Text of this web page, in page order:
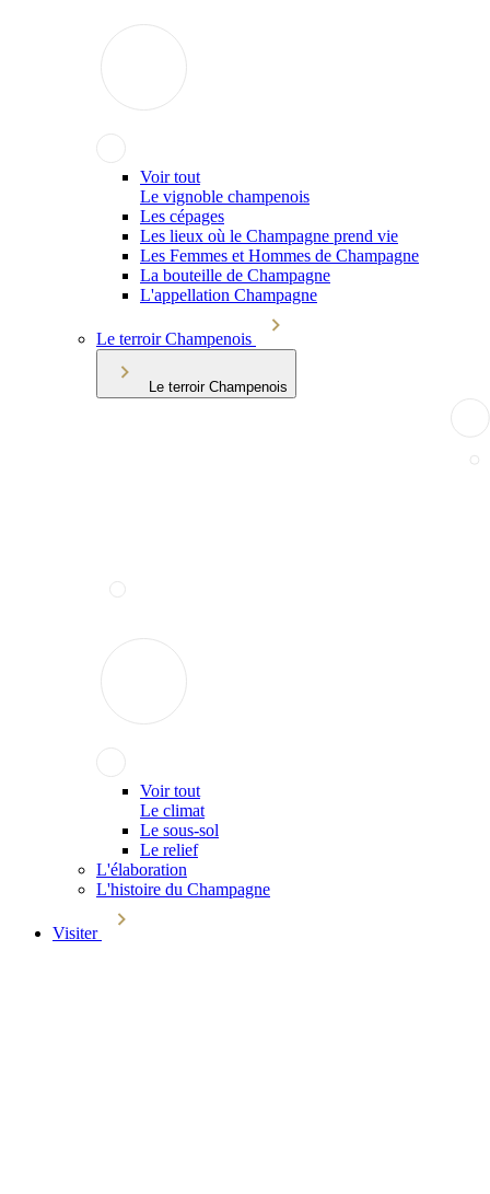
Voir tout
Le vignoble champenois
Les cépages
Les lieux où le Champagne prend vie
Les Femmes et Hommes de Champagne
La bouteille de Champagne
L'appellation Champagne
Le terroir Champenois
Le terroir Champenois
Voir tout
Le climat
Le sous-sol
Le relief
L'élaboration
L'histoire du Champagne
Visiter